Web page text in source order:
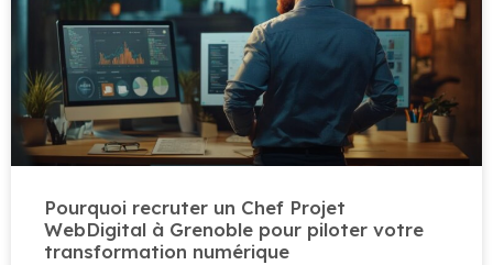
Pourquoi recruter un Chef Projet
WebDigital à Grenoble pour piloter votre
transformation numérique